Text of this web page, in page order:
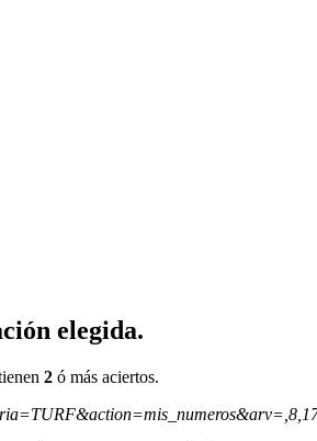
elegida.
2 ó más aciertos.